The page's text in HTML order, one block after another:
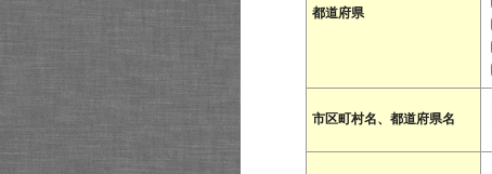
都道府県
市区町村名、都道府県名